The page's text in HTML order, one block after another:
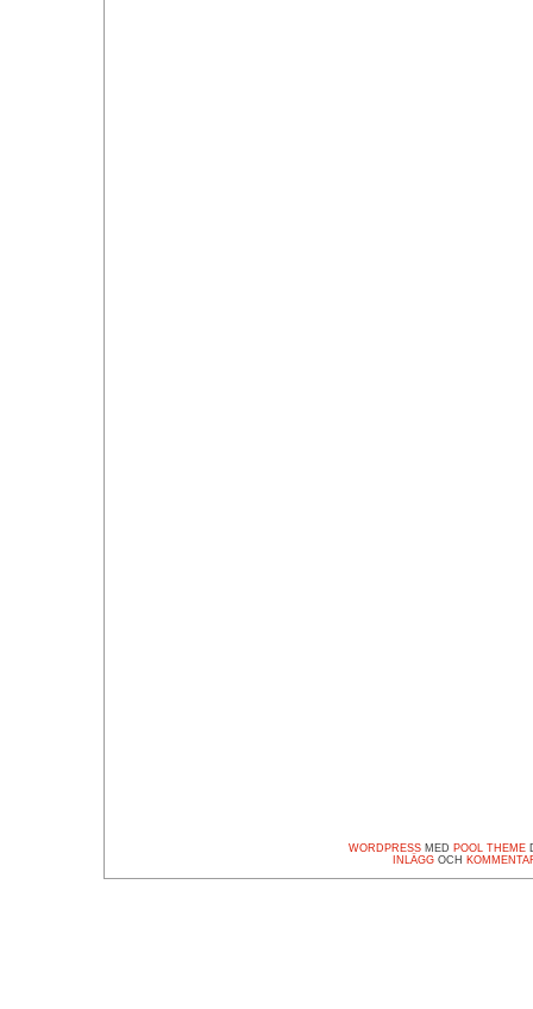
WORDPRESSMED POOL THEME
INLÄGGOCH